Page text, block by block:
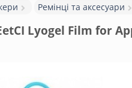
Ремінці та аксесуари
Lyogel Film for